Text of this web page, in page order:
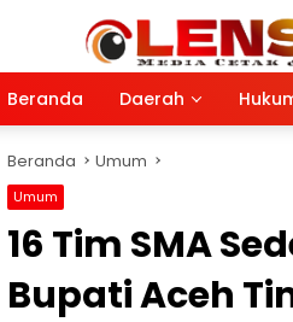
Beranda
Daerah
Beranda Umum
Umum
16 Tim SMA
Bupati Aceh